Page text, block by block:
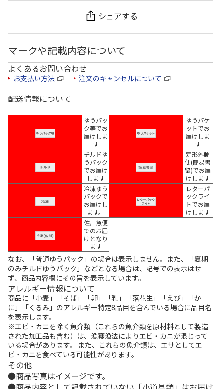
シェアする
マークや記載内容について
よくあるお問い合わせ
お支払い方法 注文のキャンセルについて
配送情報について
ゆうパッ
ク等でお
届けしま
す
ゆうパケ
ットでお
届けしま
す
チルドゆ
うパック
でお届け
します
定形外郵
便(簡易書
留)でお届
けします
冷凍ゆう
パックで
お届けし
ます。
レターパ
ックライ
トでお届
けします
佐川急便
でのお届
けとなり
ます
なお、「普通ゆうパック」の場合は表示しません。また、「夏期
のみチルドゆうパック」などとなる場合は、記号での表示はせ
ず、商品内容欄にその旨を表示しています。
アレルギー情報について
商品に「小麦」「そば」「卵」「乳」「落花生」「えび」「か
に」「くるみ」のアレルギー特定8品目を含んでいる場合に品目名
を表示します。
※エビ・カニを除く魚介類（これらの魚介類を原材料として製造
された加工品も含む）は、漁獲漁法によりエビ・カニが混じって
いる場合があります。 また、これらの魚介類は、エサとしてエ
ビ・カニを食べている可能性があります。
その他
商品写真はイメージです。